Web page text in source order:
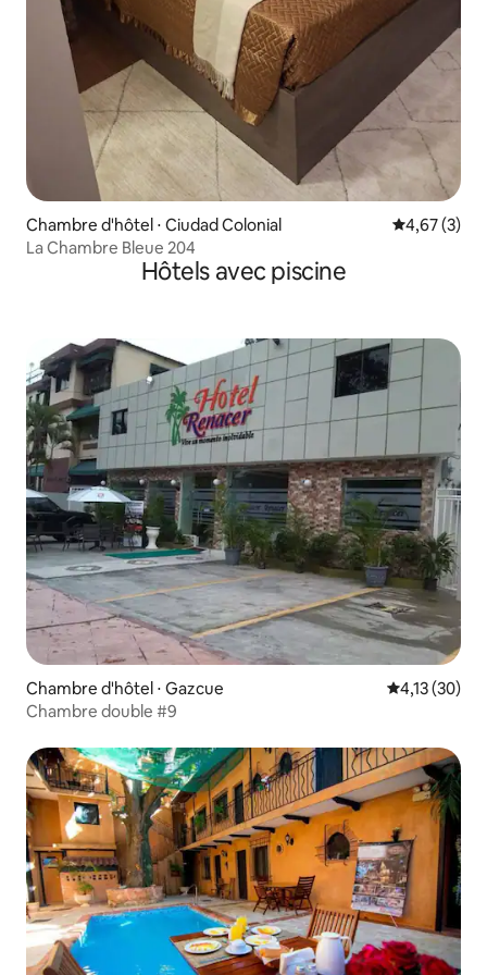
Chambre d'hôtel ⋅ Ciudad Colonial Évaluation
4,67 (3)
La Chambre Bleue 204
Hôtels avec piscine
Chambre d'hôtel ⋅ Gazcue Évaluation
4,13 (30)
Chambre double #9